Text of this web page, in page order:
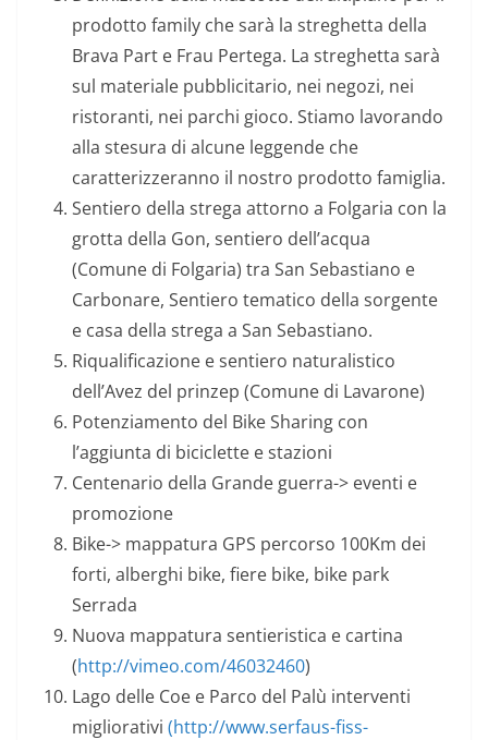
prodotto family che sarà la streghetta della
Brava Part e Frau Pertega. La streghetta sarà
sul materiale pubblicitario, nei negozi, nei
ristoranti, nei parchi gioco. Stiamo lavorando
alla stesura di alcune leggende che
caratterizzeranno il nostro prodotto famiglia.
Sentiero della strega attorno a Folgaria con la
grotta della Gon, sentiero dell’acqua
(Comune di Folgaria) tra San Sebastiano e
Carbonare, Sentiero tematico della sorgente
e casa della strega a San Sebastiano.
Riqualificazione e sentiero naturalistico
dell’Avez del prinzep (Comune di Lavarone)
Potenziamento del Bike Sharing con
l’aggiunta di biciclette e stazioni
Centenario della Grande guerra-> eventi e
promozione
Bike-> mappatura GPS percorso 100Km dei
forti, alberghi bike, fiere bike, bike park
Serrada
Nuova mappatura sentieristica e cartina
(http://vimeo.com/46032460)
Lago delle Coe e Parco del Palù interventi
migliorativi (http://www.serfaus-fiss-